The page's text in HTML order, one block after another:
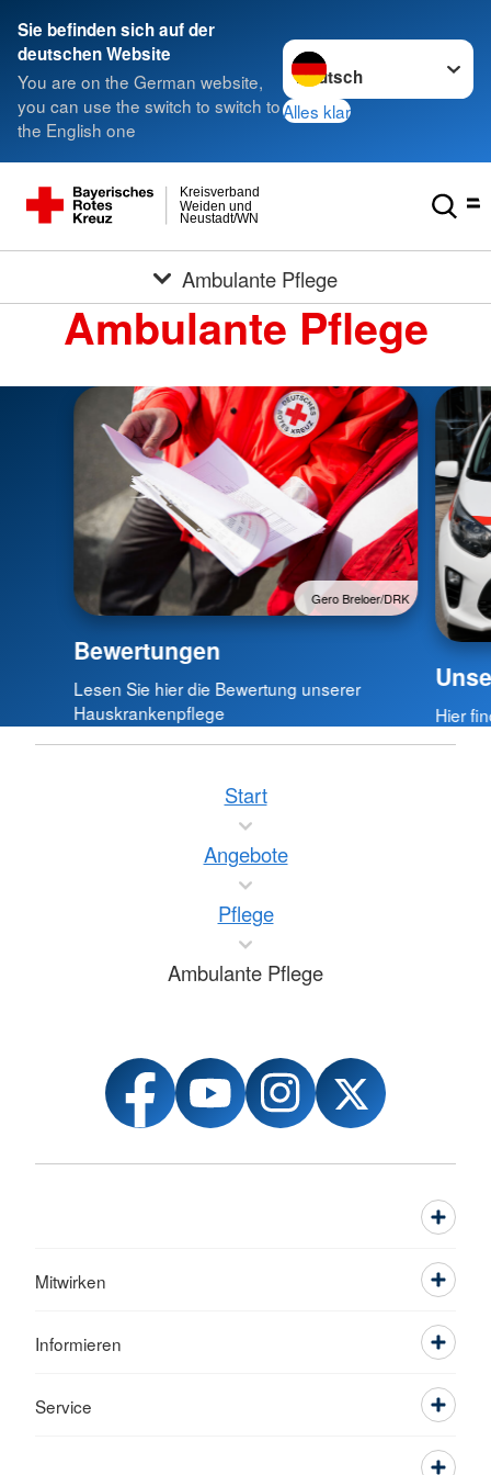
Sie befinden sich auf der
deutschen Website
You are on the German website,
you can use the switch to switch to
the English one
Sprache wechseln zu
Alles klar
Neustadt/WN
Weiden und
Kreisverband
Ambulante Pflege
Ambulante Pflege
Gero Breloer/DRK
Bewertungen
Lesen Sie hier die Bewertung unserer
Hauskrankenpflege
Hier
Start
Angebote
Pflege
Ambulante Pflege
Mitwirken
Informieren
Service